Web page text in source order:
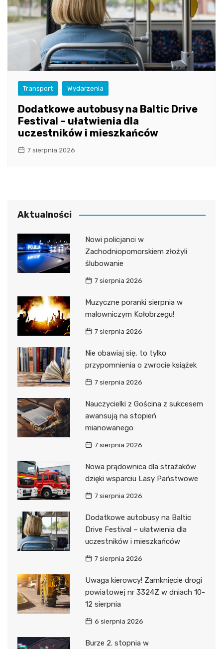
Transport Wydarzenia
Dodatkowe autobusy na Baltic Drive
Festival – ułatwienia dla
uczestników i mieszkańców
7 sierpnia 2026
Aktualności
Nowi policjanci w
Zachodniopomorskiem złożyli
ślubowanie
7 sierpnia 2026
Muzyczne poranki sierpnia w
malowniczym Kołobrzegu!
7 sierpnia 2026
Nie obawiaj się, to tylko
przypomnienia o zwrocie książek
7 sierpnia 2026
Nauczycielki z Gościna z sukcesem
awansują na stopień
mianowanego
7 sierpnia 2026
Nowa prądownica dla strażaków
dzięki wsparciu Lasy Państwowe
7 sierpnia 2026
Dodatkowe autobusy na Baltic
Drive Festival – ułatwienia dla
uczestników i mieszkańców
7 sierpnia 2026
Uwaga kierowcy! Zamknięcie drogi
powiatowej nr 3324Z w dniach 10-
12 sierpnia
6 sierpnia 2026
Burze 2. stopnia w